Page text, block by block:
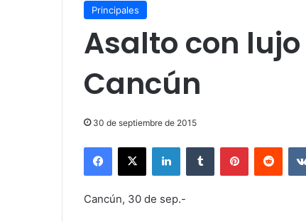
Principales
Asalto con
Cancún
30 de septiembre de 2015
Facebook
X LinkedInTumblr Pinterest
Cancún, 30 de sep.-